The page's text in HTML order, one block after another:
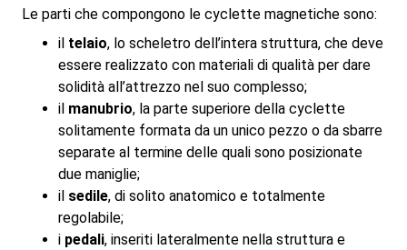
Le parti che compongono le cyclette magnetiche sono:
il telaio, lo scheletro dell’intera struttura, che deve
essere realizzato con materiali di qualità per dare
solidità all’attrezzo nel suo complesso;
il manubrio, la parte superiore della cyclette
solitamente formata da un unico pezzo o da sbarre
separate al termine delle quali sono posizionate
due maniglie;
il sedile, di solito anatomico e totalmente
regolabile;
i pedali, inseriti lateralmente nella struttura e